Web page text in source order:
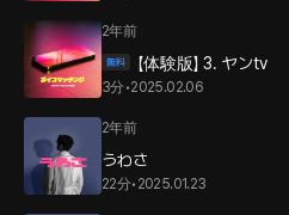
2年前
【体験版】 3. ヤンtv
3分•2025.02.06
2年前
うわさ
22分• 2025.01.23